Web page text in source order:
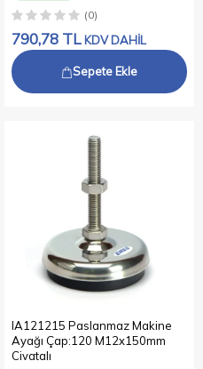
(0)
790,78 TL KDV DAHİL
Sepete Ekle
IA121215 Paslanmaz Makine
Ayağı Çap:120 M12x150mm
Civatalı